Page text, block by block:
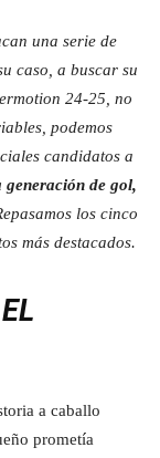
una serie de
caso, a buscar su
24-25, no
podemos
candidatos a
generación de gol,
los cinco
más destacados.
a caballo
prometía